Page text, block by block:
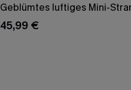
Geblümtes luftiges Mini-
45,99 €